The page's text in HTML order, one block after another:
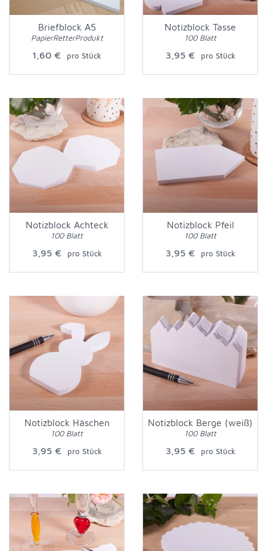
Briefblock A5
PapierRetterProdukt
1,60 € pro Stück
Notizblock Tasse
100 Blatt
3,95 € pro Stück
Notizblock Achteck
100 Blatt
3,95 € pro Stück
Notizblock Pfeil
100 Blatt
3,95 € pro Stück
Notizblock Häschen
100 Blatt
3,95 € pro Stück
Notizblock Berge (weiß)
100 Blatt
3,95 € pro Stück